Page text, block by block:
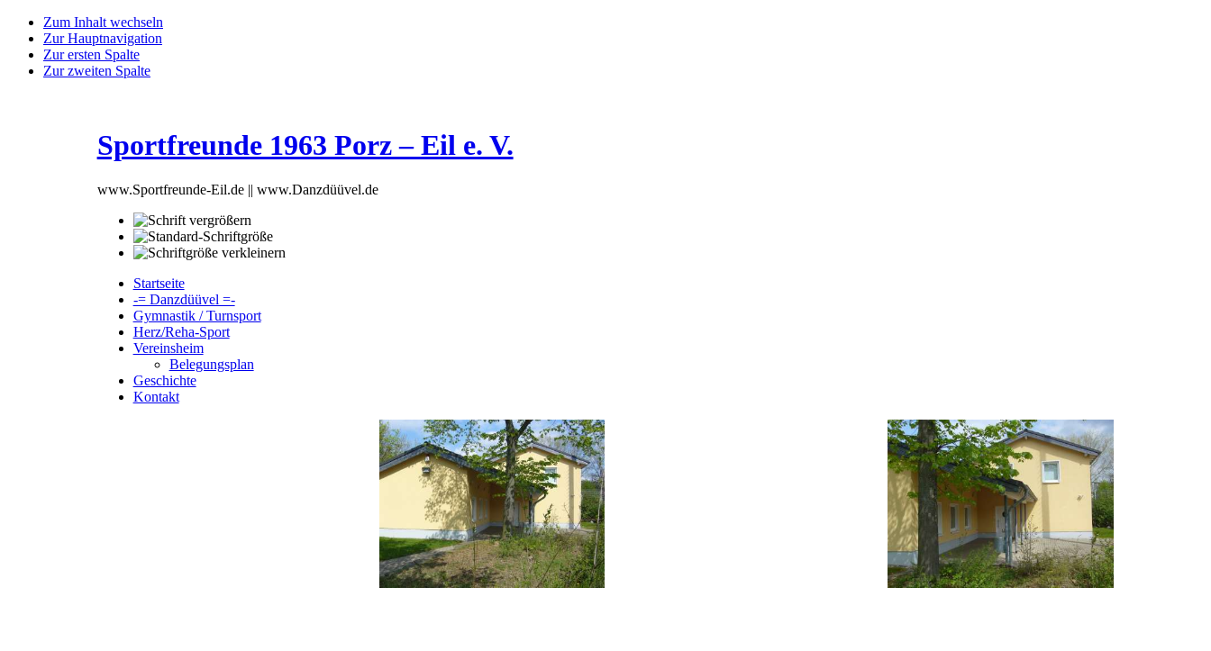
Zum Inhalt wechseln
Zur Hauptnavigation
Zur ersten Spalte
Zur zweiten Spalte
Sportfreunde 1963 Porz – Eil e. V.
www.Sportfreunde-Eil.de || www.Danzdüüvel.de
Startseite
-= Danzdüüvel =-
Gymnastik / Turnsport
Herz/Reha-Sport
Vereinsheim
Belegungsplan
Geschichte
Kontakt